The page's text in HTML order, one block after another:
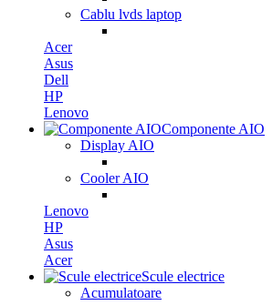
Cablu lvds laptop
Acer
Asus
Dell
HP
Lenovo
Componente AIO
Display AIO
Cooler AIO
Lenovo
HP
Asus
Acer
Scule electrice
Acumulatoare